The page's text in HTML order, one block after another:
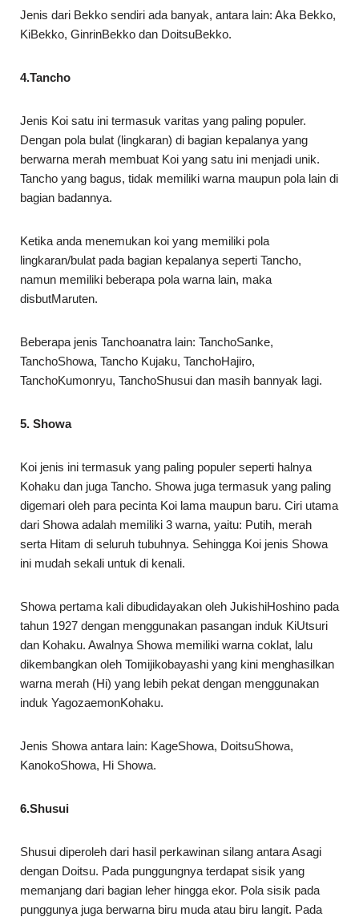
Jenis dari Bekko sendiri ada banyak, antara lain: Aka Bekko,
KiBekko, GinrinBekko dan DoitsuBekko.
4.Tancho
Jenis Koi satu ini termasuk varitas yang paling populer.
Dengan pola bulat (lingkaran) di bagian kepalanya yang
berwarna merah membuat Koi yang satu ini menjadi unik.
Tancho yang bagus, tidak memiliki warna maupun pola lain di
bagian badannya.
Ketika anda menemukan koi yang memiliki pola
lingkaran/bulat pada bagian kepalanya seperti Tancho,
namun memiliki beberapa pola warna lain, maka
disbutMaruten.
Beberapa jenis Tanchoanatra lain: TanchoSanke,
TanchoShowa, Tancho Kujaku, TanchoHajiro,
TanchoKumonryu, TanchoShusui dan masih bannyak lagi.
5. Showa
Koi jenis ini termasuk yang paling populer seperti halnya
Kohaku dan juga Tancho. Showa juga termasuk yang paling
digemari oleh para pecinta Koi lama maupun baru. Ciri utama
dari Showa adalah memiliki 3 warna, yaitu: Putih, merah
serta Hitam di seluruh tubuhnya. Sehingga Koi jenis Showa
ini mudah sekali untuk di kenali.
Showa pertama kali dibudidayakan oleh JukishiHoshino pada
tahun 1927 dengan menggunakan pasangan induk KiUtsuri
dan Kohaku. Awalnya Showa memiliki warna coklat, lalu
dikembangkan oleh Tomijikobayashi yang kini menghasilkan
warna merah (Hi) yang lebih pekat dengan menggunakan
induk YagozaemonKohaku.
Jenis Showa antara lain: KageShowa, DoitsuShowa,
KanokoShowa, Hi Showa.
6.Shusui
Shusui diperoleh dari hasil perkawinan silang antara Asagi
dengan Doitsu. Pada punggungnya terdapat sisik yang
memanjang dari bagian leher hingga ekor. Pola sisik pada
punggunya juga berwarna biru muda atau biru langit. Pada